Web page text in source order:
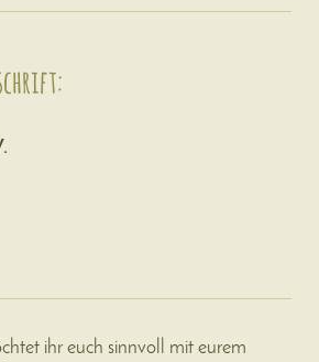
ihr euch sinnvoll mit eurem